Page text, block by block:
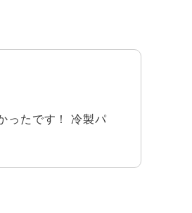
ったです！ 冷製パ